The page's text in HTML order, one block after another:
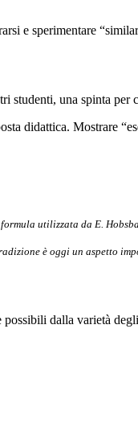
e sperimentare
studenti, una spinta
didattica. Mostrare
utilizzata da E.
è oggi un aspetto
dalla varietà